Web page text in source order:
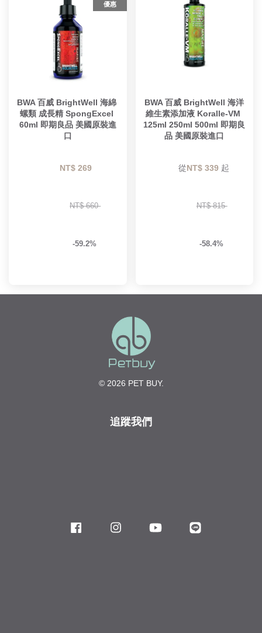
優惠
BWA 百威 BrightWell 海綿
螺類 成長精 SpongExcel
60ml 即期良品 美國原裝進
口
NT$ 269
NT$ 660
-59.2%
BWA 百威 BrightWell 海洋
維生素添加液 Koralle-VM
125ml 250ml 500ml 即期良
品 美國原裝進口
        從
NT$ 339 起
NT$ 815
-58.4%
© 2026 PET BUY.
追蹤我們